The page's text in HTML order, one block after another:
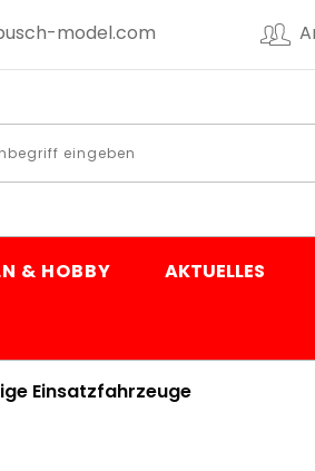
model.com
& HOBBY AKTUELLES
Einsatzfahrzeuge